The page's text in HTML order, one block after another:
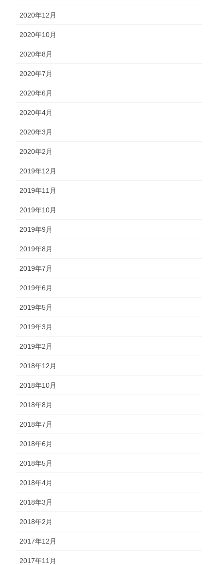
2020年12月
2020年10月
2020年8月
2020年7月
2020年6月
2020年4月
2020年3月
2020年2月
2019年12月
2019年11月
2019年10月
2019年9月
2019年8月
2019年7月
2019年6月
2019年5月
2019年3月
2019年2月
2018年12月
2018年10月
2018年8月
2018年7月
2018年6月
2018年5月
2018年4月
2018年3月
2018年2月
2017年12月
2017年11月